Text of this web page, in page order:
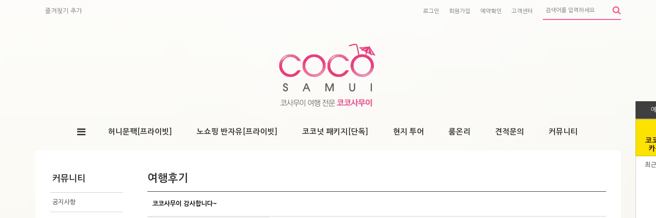
즐겨찾기 추가 로그인 회원가입 예약확인 고객센터
코
최
허니문팩[프라이빗] 노쇼핑 반자유[프라이빗] 코코넛 패키지[단독] 현지 투어 룸온리 견적문의 커뮤니티
커뮤니티
공지사항
여행후기
코코사무이 감사합니다~